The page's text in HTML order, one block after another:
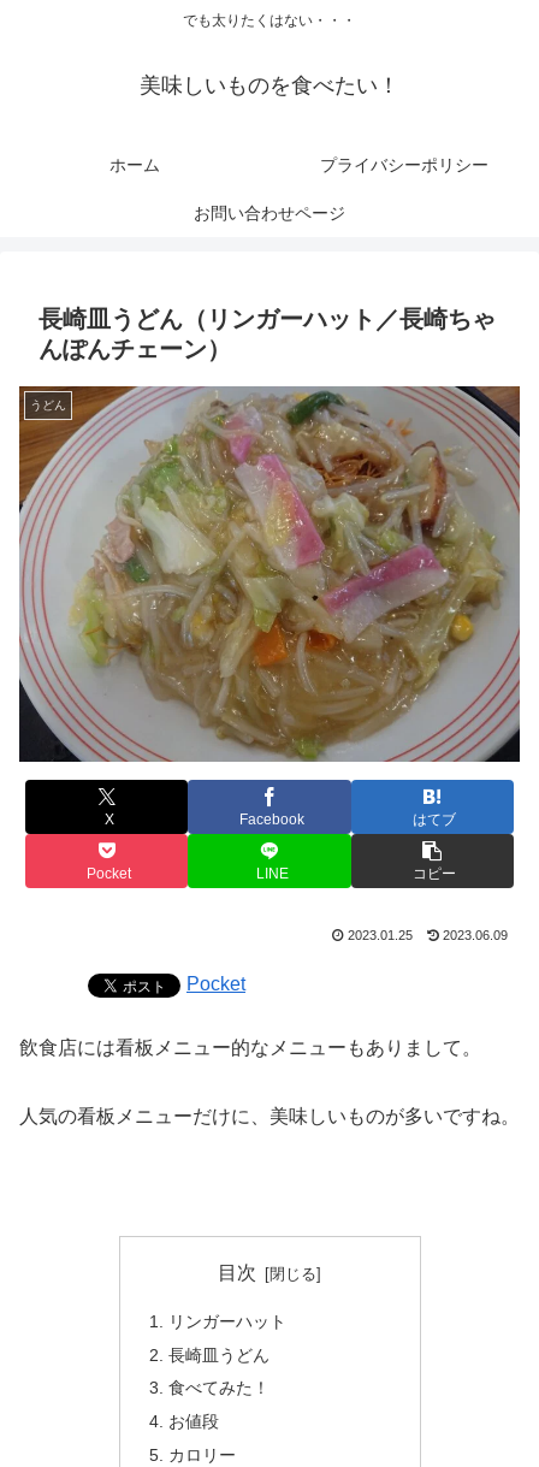
でも太りたくはない・・・
美味しいものを食べたい！
ホーム プライバシーポリシー
お問い合わせページ
長崎皿うどん（リンガーハット／長崎ちゃ
んぽんチェーン）
うどん
X Facebook はてブ
Pocket LINE コピー
2023.01.25 2023.06.09
Pocket
飲食店には看板メニュー的なメニューもありまして。
人気の看板メニューだけに、美味しいものが多いですね。
目次
リンガーハット
長崎皿うどん
食べてみた！
お値段
カロリー